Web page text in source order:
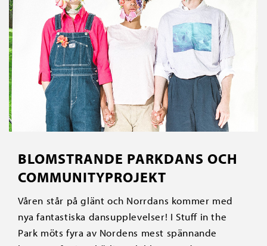
BLOMSTRANDE PARKDANS OCH
COMMUNITYPROJEKT
Våren står på glänt och Norrdans kommer med
nya fantastiska dansupplevelser! I Stuff in the
Park möts fyra av Nordens mest spännande